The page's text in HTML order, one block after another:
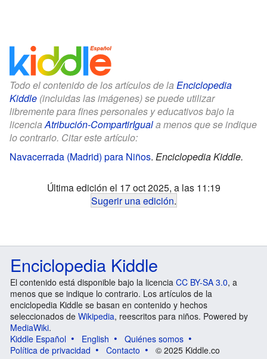
Todo el contenido de los artículos de la Enciclopedia
Kiddle (incluidas las imágenes) se puede utilizar
libremente para fines personales y educativos bajo la
licenciaAtribución-CompartirIguala menos que se indique
lo contrario. Citar este artículo:
Navacerrada (Madrid) para Niños. Enciclopedia Kiddle.
Última edición el 17 oct 2025, a las 11:19
Sugerir una edición.
Enciclopedia Kiddle
El contenido está disponible bajo la licencia CC BY-SA 3.0, a
menos que se indique lo contrario. Los artículos de la
enciclopedia Kiddle se basan en contenido y hechos
seleccionados de Wikipedia, reescritos para niños. Powered by
MediaWiki.
Kiddle Español
English
Quiénes somos
Política de privacidad
Contacto © 2025 Kiddle.co